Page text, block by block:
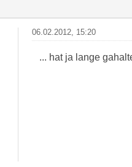
06.02.2012, 15:20
... hat ja lange